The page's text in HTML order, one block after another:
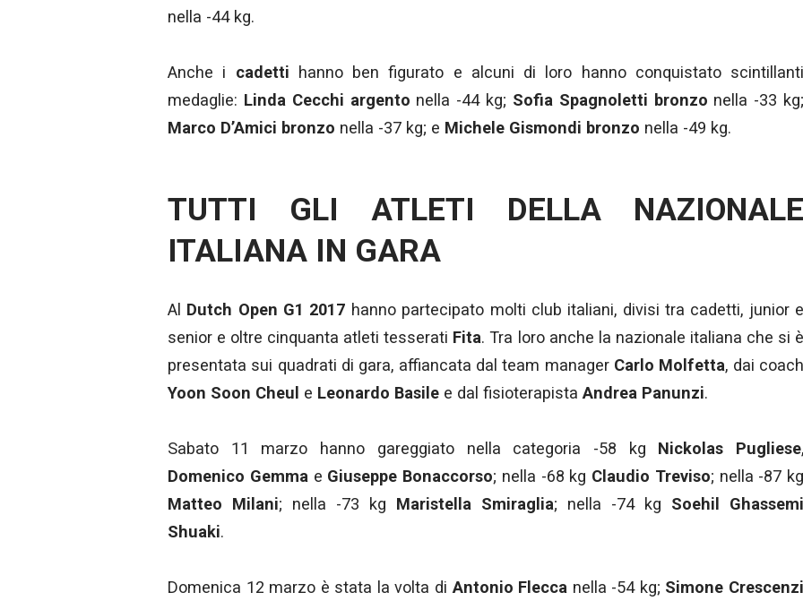
nella -44 kg.
Anche i cadetti hanno ben figurato e alcuni di loro hanno conquistato scintillanti
medaglie: Linda Cecchi argento nella -44 kg; Sofia Spagnoletti bronzo nella -33
Marco D’Amici bronzo nella -37 kg; e Michele Gismondi bronzo nella -49 kg.
TUTTI GLI ATLETI DELLA NAZIONALE
ITALIANA IN GARA
Al Dutch Open G1 2017 hanno partecipato molti club italiani, divisi tra cadetti, junior
senior e oltre cinquanta atleti tesserati Fita. Tra loro anche la nazionale italiana che si
presentata sui quadrati di gara, affiancata dal team manager Carlo Molfetta, dai
Yoon Soon Cheul e Leonardo Basile e dal fisioterapista Andrea Panunzi.
Sabato 11 marzo hanno gareggiato nella categoria -58 kg Nickolas Pugliese
Domenico Gemmae Giuseppe Bonaccorso; nella -68 kg Claudio Treviso; nella -87 kg
Matteo Milani; nella -73 kg Maristella Smiraglia; nella -74 kg Soehil Ghassemi
Shuaki.
Domenica 12 marzo è stata la volta di Antonio Flecca nella -54 kg; Simone